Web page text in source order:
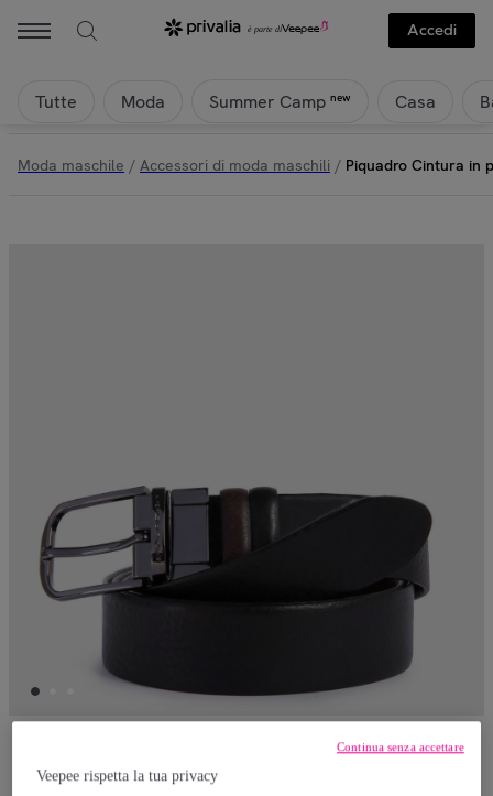
Accedi
Tutte Moda Summer Camp new Casa
Moda maschile / Accessori di moda maschili / Piquadro Cintura in
Piquadro
Veepee rispetta la tua privacy
Continua senza accettare